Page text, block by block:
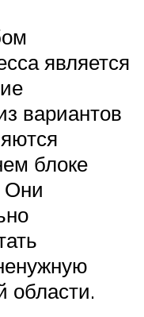
является
вариантов
блоке
Они
области.